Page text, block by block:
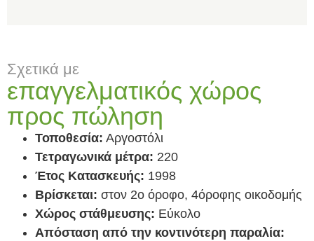
Σχετικά με
επαγγελματικός χώρος
προς πώληση
Τοποθεσία: Αργοστόλι
Τετραγωνικά μέτρα: 220
Έτος Κατασκευής: 1998
Βρίσκεται: στον 2ο όροφο, 4όροφης οικοδομής
Χώρος στάθμευσης: Εύκολο
Απόσταση από την κοντινότερη παραλία: